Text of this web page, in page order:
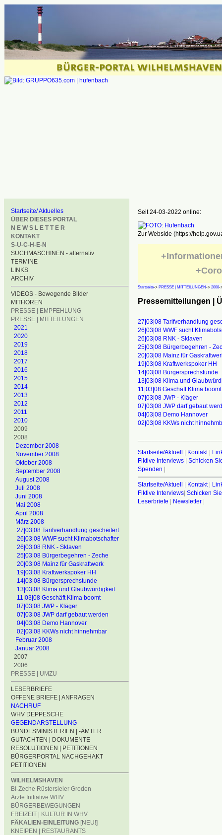
Startseite/ Aktuelles
ÜBER DIESES PORTAL
N E W S L E T T E R
KONTAKT
S-U-C-H-E-N
SUCHMASCHINEN - alternativ
TERMINE
LINKS
ARCHIV
VIDEOS - Bewegende Bilder
MITHÖREN
PRESSE | EMPFEHLUNG
PRESSE | MITTEILUNGEN
2021
2020
2019
2018
2017
2016
2015
2014
2013
2012
2011
2010
2009
2008
Dezember 2008
November 2008
Oktober 2008
September 2008
August 2008
Juli 2008
Juni 2008
Mai 2008
April 2008
März 2008
27|03|08 Tarifverhandlung gescheitert
26|03|08 WWF sucht Klimabotschafter
26|03|08 RNK - Sklaven
25|03|08 Bürgerbegehren - Zeche
20|03|08 Mainz für Gaskraftwerk
19|03|08 Kraftwerkspoker HH
14|03|08 Bürgersprechstunde
13|03|08 Klima und Glaubwürdigkeit
11|03|08 Geschäft Klima boomt
07|03|08 JWP - Kläger
07|03|08 JWP darf gebaut werden
04|03|08 Demo Hannover
02|03|08 KKWs nicht hinnehmbar
Februar 2008
Januar 2008
2007
2006
PRESSE | UMZU
LESERBRIEFE
OFFENE BRIEFE | ANFRAGEN
NACHRUF
WHV DEPPESCHE
GEGENDARSTELLUNG
BUNDESMINISTERIEN | -ÄMTER
GUTACHTEN | DOKUMENTE
RESOLUTIONEN | PETITIONEN
BÜRGERPORTAL NACHGEHAKT
PETITIONEN
WILHELMSHAVEN
BI-Zeche Rüstersieler Groden
Ärzte Initiative WHV
BÜRGERBEWEGUNGEN
FREIZEIT | KULTUR IN WHV
FÄKALIEN-EINLEITUNG [NEU!]
KNEIPEN | RESTAURANTS
Seit 24-03-2022 online:
Zur Webside (https://
Startseite-> PRESSE | MITTEILUNGEN-> 2008-
Pressemitteilungen |
27|03|08 Tarifverhandlung
26|03|08 WWF sucht
26|03|08 RNK - Sklaven
25|03|08 Bürgerbegehren -
20|03|08 Mainz für
19|03|08 Kraftwerkspoker HH
14|03|08 Bürgersprechstunde
13|03|08 Klima und
11|03|08 Geschäft Klima boomt
07|03|08 JWP - Kläger
07|03|08 JWP darf gebaut
04|03|08 Demo Hannover
02|03|08 KKWs nicht
Startseite/Aktuell Kontakt|
Fiktive Interviews| Schicken
Spenden
Startseite/Aktuell Kontakt|
Fiktive Interviews| Schicken
Leserbriefe
Newsletter|